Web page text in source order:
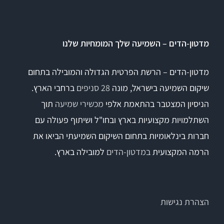
מדטון-הדים – השמיעה שלך המומחיות שלנו
מדטון-הדים – הרשת הפרטית הגדולה והמובילה בתחום
שיקום השמיעה בישראל, מונה 28 סניפים
ברחבי הארץ.
הניסיון המצטבר בהתאמת אלפי מכשירי שמיעה תוך
השתלמויות מקצועיות בארץ ובחו"ל ושיתוף פעולה עם
חברות בינלאומיות בתחום השיקום השמיעתי הביאו את
הרמה המקצועיתבמדטון-הדים למובילה בארץ.
הצהרת נגישות